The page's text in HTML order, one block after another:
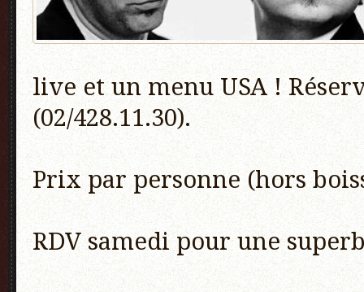
live et un menu USA !
(02/428.11.30).
Prix par personne (hors
RDV samedi pour une